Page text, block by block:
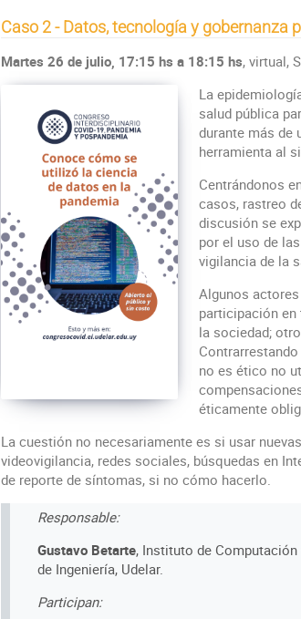
Caso 2 - Datos, tecnología y gobernanza
Martes 26 de julio, 17:15 hs a 18:15 hs, virtual,
La
salud pública
durante más de
herramienta al
Centrándonos
casos, rastreo
discusión se
por el uso de
vigilancia de la
Algunos
participación en
la sociedad;
no es ético no
éticamente
La cuestión no necesariamente es si usar
videovigilancia, redes sociales, búsquedas en
de reporte de síntomas, si no cómo hacerlo.
Responsable:
Gustavo Betarte, Instituto de
de Ingeniería, Udelar.
Participan: